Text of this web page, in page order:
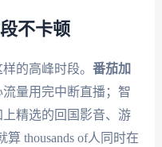
不卡顿
的高峰时段。 番茄加
量用完中断直播；智
精选的回国影音、游
thousands of人同时在